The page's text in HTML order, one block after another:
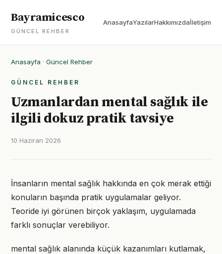
Bayramicesco
GÜNCEL REHBER
AnasayfaYazılarHakkımızdaİletişim
Anasayfa · Güncel Rehber
GÜNCEL REHBER
Uzmanlardan mental sağlık ile
ilgili dokuz pratik tavsiye
10 Haziran 2026
İnsanların mental sağlık hakkında en çok merak ettiği
konuların başında pratik uygulamalar geliyor.
Teoride iyi görünen birçok yaklaşım, uygulamada
farklı sonuçlar verebiliyor.
mental sağlık alanında küçük kazanımları kutlamak,